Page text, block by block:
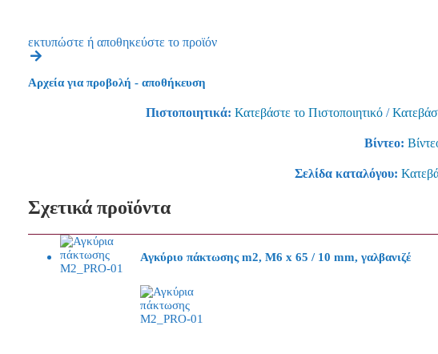
εκτυπώστε ή αποθηκεύστε το προϊόν
Αρχεία για προβολή - αποθήκευση
Πιστοποιητικά: Κατεβάστε το Πιστοποιητικό /
Βίντεο:
Σελίδα καταλόγου:
Σχετικά προϊόντα
Αγκύριο πάκτωσης m2, M6 x 65 / 10 mm, γαλβανιζέ